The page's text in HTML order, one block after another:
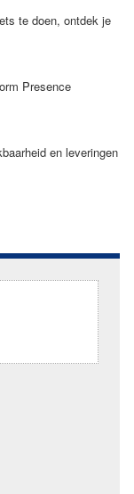
te doen, ontdek je
Presence
en leveringen